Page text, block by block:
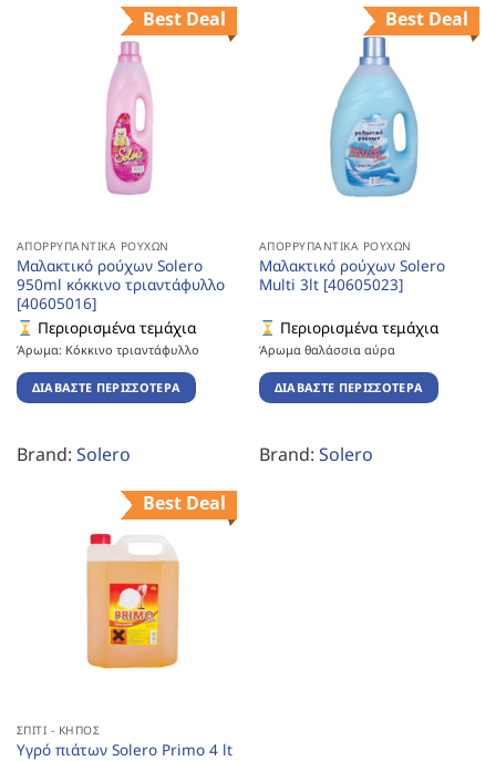
Best Deal
ΑΠΟΡΡΥΠΑΝΤΙΚΆ ΡΟΎΧΩΝ
Μαλακτικό ρούχων Solero
950ml κόκκινο τριαντάφυλλο
[40605016]
Περιορισμένα τεμάχια
Άρωμα: Κόκκινο τριαντάφυλλο
ΔΙΑΒΆΣΤΕ ΠΕΡΙΣΣΌΤΕΡΑ
Brand: Solero
Best Deal
ΑΠΟΡΡΥΠΑΝΤΙΚΆ ΡΟΎΧΩΝ
Μαλακτικό ρούχων Solero
Multi 3lt [40605023]
Περιορισμένα τεμάχια
Άρωμα θαλάσσια αύρα
ΔΙΑΒΆΣΤΕ ΠΕΡΙΣΣΌΤΕΡΑ
Brand: Solero
Best Deal
ΣΠΊΤΙ - ΚΉΠΟΣ
Υγρό πιάτων Solero Primo 4 lt